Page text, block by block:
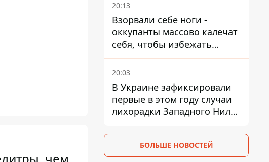
20:13
Взорвали себе ноги -
оккупанты массово калечат
себя, чтобы избежать
штурмов - ГУР
20:03
В Украине зафиксировали
первые в этом году случаи
лихорадки Западного Нила:
после укусов комаров
БОЛЬШЕ НОВОСТЕЙ